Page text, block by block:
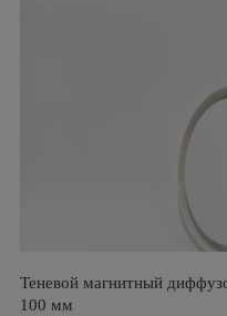
Теневой магнитный
100 мм